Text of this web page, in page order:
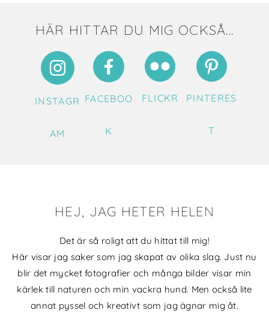
HÄR HITTAR DU MIG OCKSÅ...
INSTAGR
AM
FACEBOO
K
FLICKR PINTERES
T
HEJ, JAG HETER HELEN
Det är så roligt att du hittat till mig!
Här visar jag saker som jag skapat av olika slag. Just nu
blir det mycket fotografier och många bilder visar min
kärlek till naturen och min vackra hund. Men också lite
annat pyssel och kreativt som jag ägnar mig åt.